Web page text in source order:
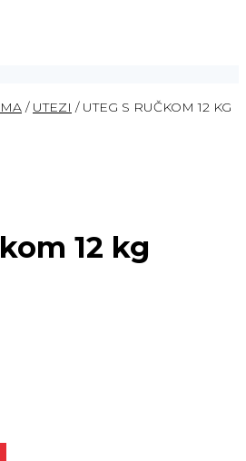
/ UTEZI / UTEG S RUČKOM 12 KG
12 kg